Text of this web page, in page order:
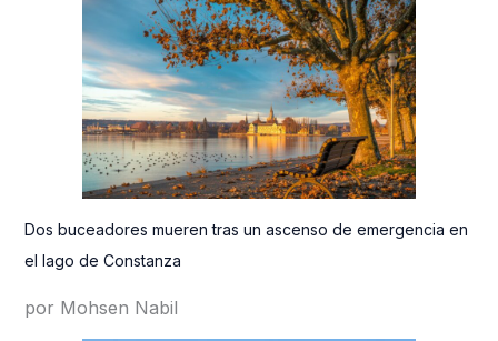
Dos buceadores mueren tras un ascenso de emergencia en
el lago de Constanza
por Mohsen Nabil